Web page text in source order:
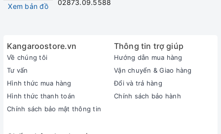
Xem bản đồ
02873.09.5588
Kangaroostore.vn
Về chúng tôi
Tư vấn
Hình thức mua hàng
Hình thức thanh toán
Chính sách bảo mật thông tin
Thông tin trợ giúp
Hướng dẫn mua hàng
Vận chuyển & Giao hàng
Đổi và trả hàng
Chính sách bảo hành